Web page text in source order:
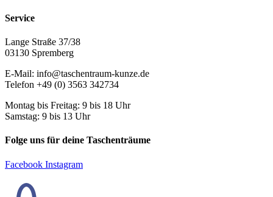
Service
Lange Straße 37/38
03130 Spremberg
E-Mail: info@taschentraum-kunze.de
Telefon +49 (0) 3563 342734
Montag bis Freitag: 9 bis 18 Uhr
Samstag: 9 bis 13 Uhr
Folge uns für deine Taschenträume
Facebook Instagram